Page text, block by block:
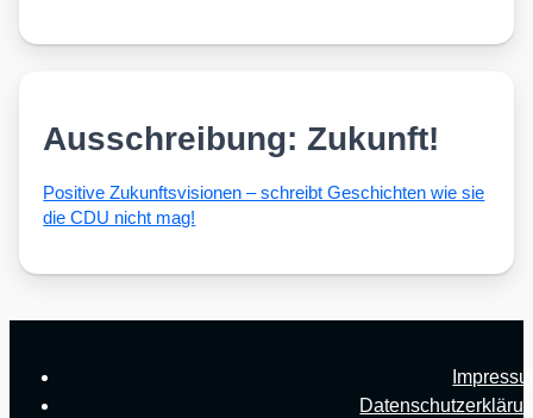
Ausschreibung: Zukunft!
Posi­ti­ve Zukunfts­vi­sio­nen – schreibt Geschich­ten wie sie
die CDU nicht mag!